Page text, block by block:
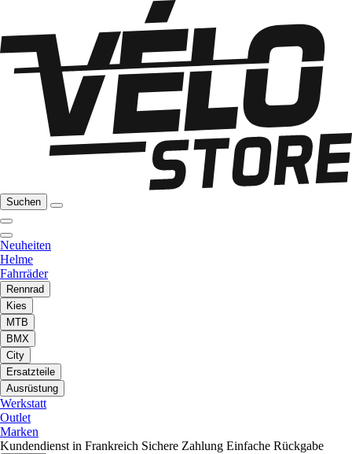
Suchen
Neuheiten
Helme
Fahrräder
Rennrad
Kies
MTB
BMX
City
Ersatzteile
Ausrüstung
Werkstatt
Outlet
Marken
Kundendienst in Frankreich Sichere Zahlung Einfache Rückgabe